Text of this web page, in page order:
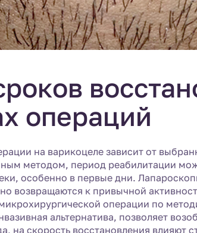
операций
на варикоцеле зависит от
методом, период реабилитации
особенно в первые дни.
возвращаются к привычной
операции по
альтернатива, позволяет
скорость восстановления влияют